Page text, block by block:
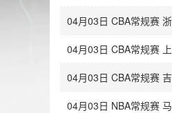
04月03日 CBA常规赛
04月03日 CBA常规赛
04月03日 CBA常规赛
04月03日 NBA常规赛